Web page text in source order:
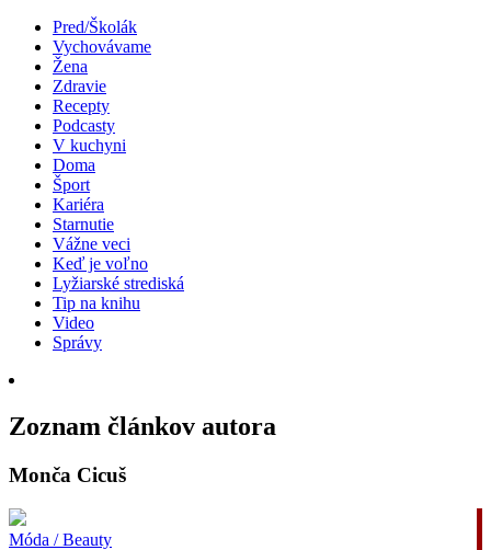
Pred/Školák
Vychovávame
Žena
Zdravie
Recepty
Podcasty
V kuchyni
Doma
Šport
Kariéra
Starnutie
Vážne veci
Keď je voľno
Lyžiarské strediská
Tip na knihu
Video
Správy
Zoznam článkov autora
Monča Cicuš
Móda / Beauty